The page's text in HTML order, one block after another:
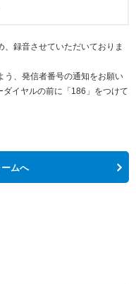
録音させていただいておりま
、発信者番号の通知をお願い
イヤルの前に「186」をつけて
ムへ